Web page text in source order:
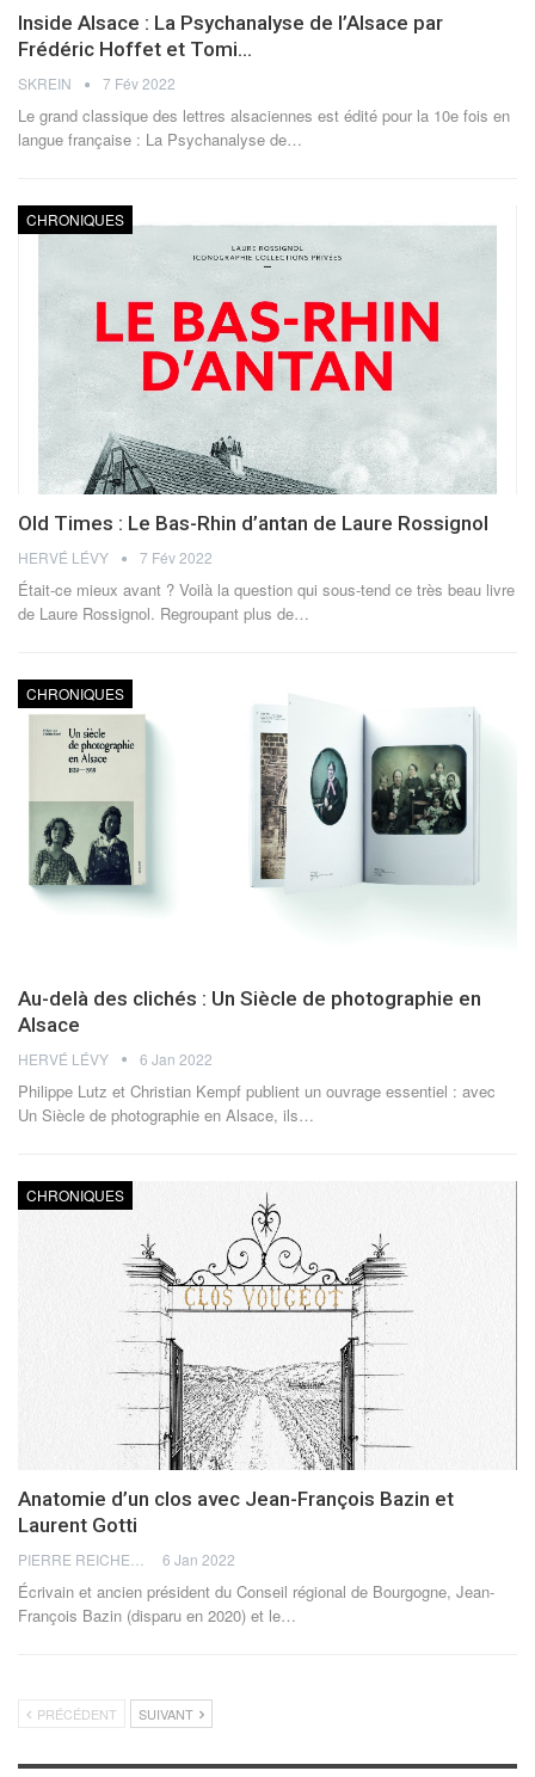
Inside Alsace : La Psychanalyse de l’Alsace par
Frédéric Hoffet et Tomi…
SKREIN 7 Fév 2022
Le grand classique des lettres alsaciennes est édité pour la 10e fois en
langue française : La Psychanalyse de…
CHRONIQUES
Old Times : Le Bas-Rhin d’antan de Laure Rossignol
HERVÉ LÉVY 7 Fév 2022
Était-ce mieux avant ? Voilà la question qui sous-tend ce très beau livre
de Laure Rossignol. Regroupant plus de…
CHRONIQUES
Au-delà des clichés : Un Siècle de photographie en
Alsace
HERVÉ LÉVY 6 Jan 2022
Philippe Lutz et Christian Kempf publient un ouvrage essentiel : avec
Un Siècle de photographie en Alsace, ils…
CHRONIQUES
Anatomie d’un clos avec Jean-François Bazin et
Laurent Gotti
6 Jan 2022
Écrivain et ancien président du Conseil régional de Bourgogne, Jean-
François Bazin (disparu en 2020) et le…
PRÉCÉDENT SUIVANT